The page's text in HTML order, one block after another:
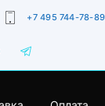
+7 495 744-78-89